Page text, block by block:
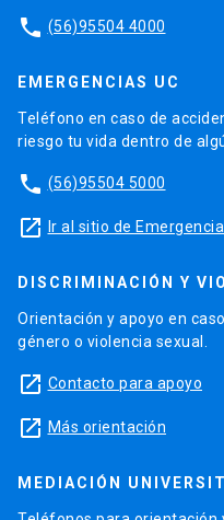
phone (56)95504 4000
EMERGENCIAS UC
Teléfono en caso de
riesgo tu vida dentro de
phone (56)95504 5000
launch Ir al sitio de
DISCRIMINACIÓN Y
Orientación y apoyo en
género o violencia sexual.
launch Contacto para apoyo
launch Más orientación
MEDIACIÓN